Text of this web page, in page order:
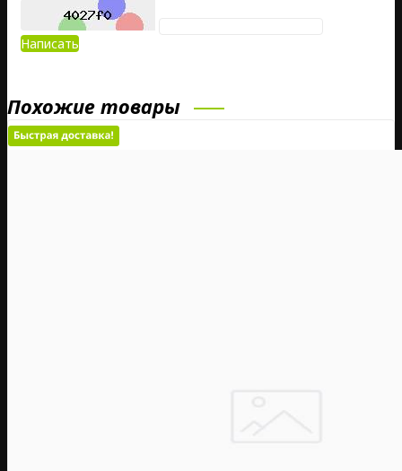
Написать
Похожие товары